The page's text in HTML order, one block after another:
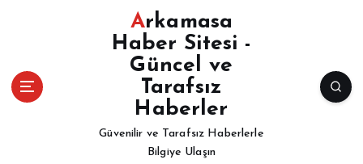
Arkamasa
Haber Sitesi -
Güncel ve
Tarafsız
Haberler
Güvenilir ve Tarafsız Haberlerle
Bilgiye Ulaşın